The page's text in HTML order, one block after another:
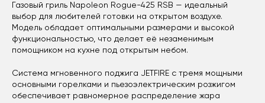
Газовый гриль Napoleon Rogue-425 RSB — идеальный
выбор для любителей готовки на открытом воздухе.
Модель обладает оптимальными размерами и высокой
функциональностью, что делает её незаменимым
помощником на кухне под открытым небом.
Система мгновенного поджига JETFIRE с тремя мощными
основными горелками и пьезоэлектрическим розжигом
обеспечивает равномерное распределение жара